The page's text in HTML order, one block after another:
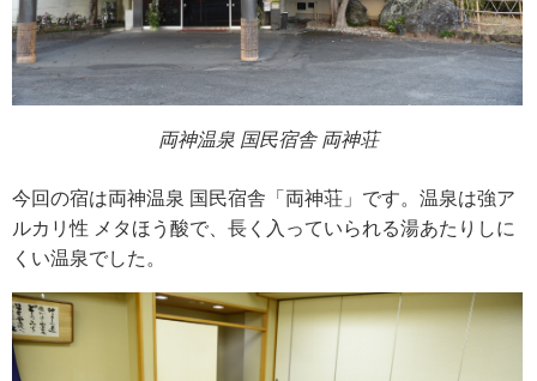
両神温泉 国民宿舎 両神荘
今回の宿は両神温泉 国民宿舎「両神荘」です。温泉は強ア
ルカリ性 メタほう酸で、長く入っていられる湯あたりしに
くい温泉でした。